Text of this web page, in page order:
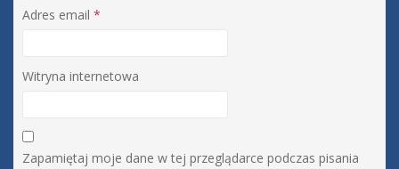
Adres email *
Witryna internetowa
Zapamiętaj moje dane w tej przeglądarce podczas pisania